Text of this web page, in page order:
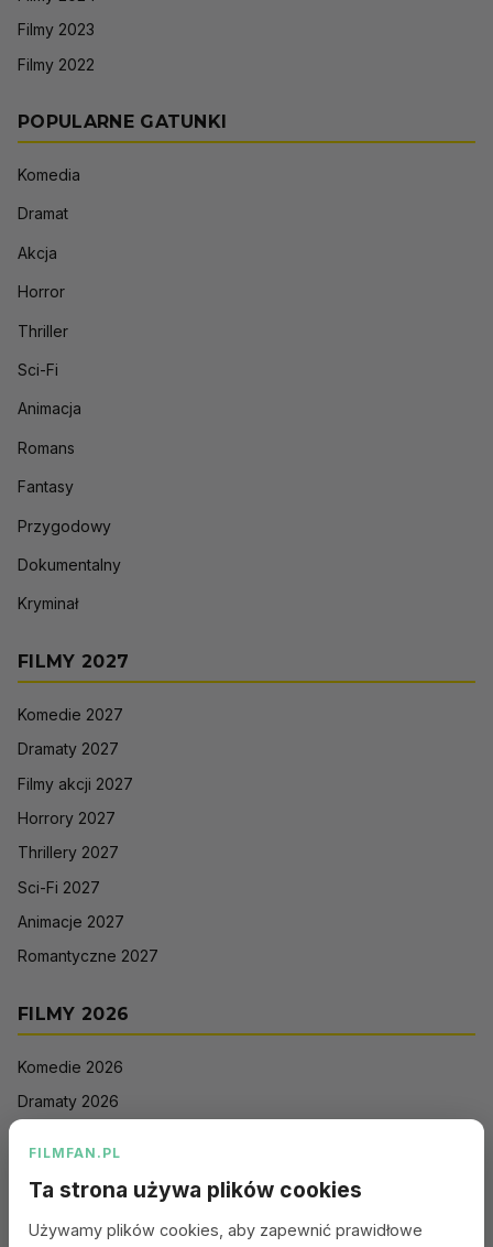
Filmy 2023
Filmy 2022
POPULARNE GATUNKI
Komedia
Dramat
Akcja
Horror
Thriller
Sci-Fi
Animacja
Romans
Fantasy
Przygodowy
Dokumentalny
Kryminał
FILMY 2027
Komedie 2027
Dramaty 2027
Filmy akcji 2027
Horrory 2027
Thrillery 2027
Sci-Fi 2027
Animacje 2027
Romantyczne 2027
FILMY 2026
Komedie 2026
Dramaty 2026
Sci-Fi 2026
FILMFAN.PL
Ta strona używa plików cookies
Używamy plików cookies, aby zapewnić prawidłowe